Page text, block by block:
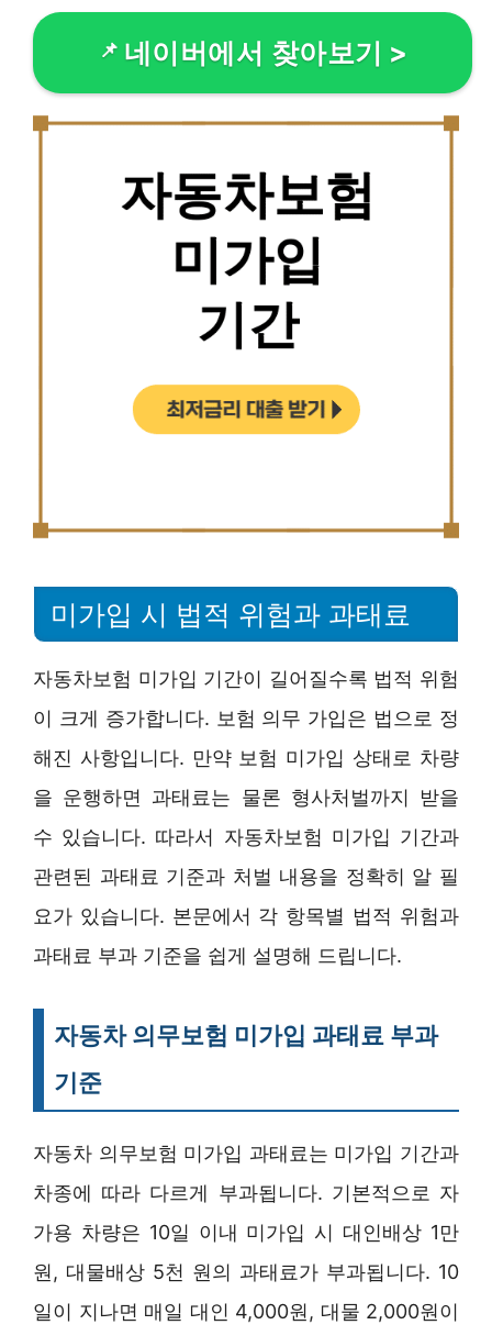
네이버에서 찾아보기 >
미가입 시 법적 위험과 과태료
자동차보험 미가입 기간이 길어질수록 법적 위험
이 크게 증가합니다. 보험 의무 가입은 법으로 정
해진 사항입니다. 만약 보험 미가입 상태로 차량
을 운행하면 과태료는 물론 형사처벌까지 받을
수 있습니다. 따라서 자동차보험 미가입 기간과
관련된 과태료 기준과 처벌 내용을 정확히 알 필
요가 있습니다. 본문에서 각 항목별 법적 위험과
과태료 부과 기준을 쉽게 설명해 드립니다.
자동차 의무보험 미가입 과태료 부과
기준
자동차 의무보험 미가입 과태료는 미가입 기간과
차종에 따라 다르게 부과됩니다. 기본적으로 자
가용 차량은 10일 이내 미가입 시 대인배상 1만
원, 대물배상 5천 원의 과태료가 부과됩니다. 10
일이 지나면 매일 대인 4,000원, 대물 2,000원이